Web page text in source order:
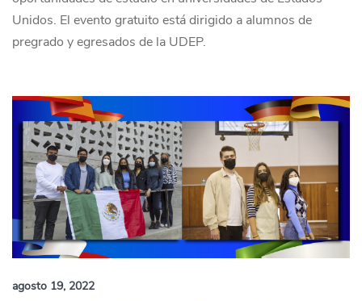
Unidos. El evento gratuito está dirigido a alumnos de
pregrado y egresados de la UDEP.
agosto 19, 2022